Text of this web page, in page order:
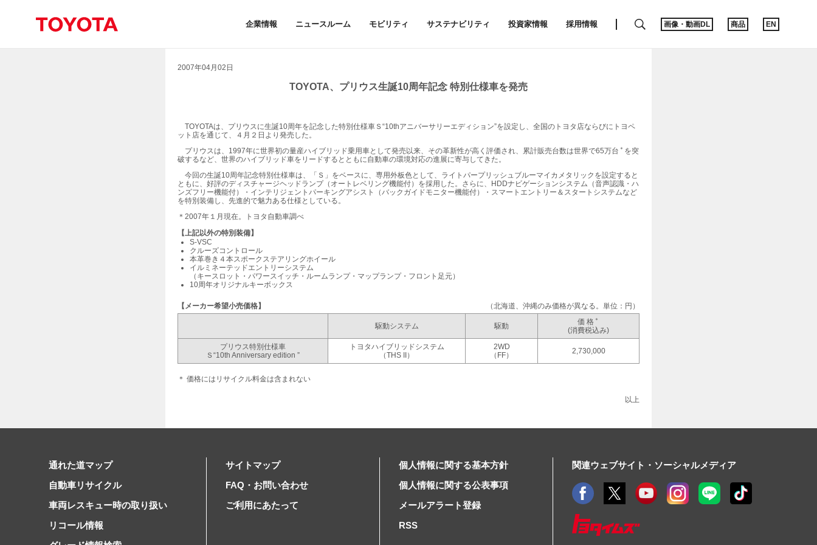
企業情報 ニュースルーム モビリティ サステナビリティ 投資家情報 採用情報 SEARCH画像・動画DL 商品 EN
2007年04月02日
TOYOTA、プリウス生誕10周年記念 特別仕様車を発売
TOYOTAは、プリウスに生誕10周年を記念した特別仕様車Ｓ“10thアニバーサリーエディション”を設定し、全国のトヨタ店ならびにトヨペ
ット店を通じて、４月２日より発売した。
プリウスは、1997年に世界初の量産ハイブリッド乗用車として発売以来、その革新性が高く評価され、累計販売台数は世界で65万台 ＊ を突
破するなど、世界のハイブリッド車をリードするとともに自動車の環境対応の進展に寄与してきた。
今回の生誕10周年記念特別仕様車は、「Ｓ」をベースに、専用外板色として、ライトパープリッシュブルーマイカメタリックを設定すると
ともに、好評のディスチャージヘッドランプ（オートレベリング機能付）を採用した。さらに、HDDナビゲーションシステム（音声認識・ハ
ンズフリー機能付）・インテリジェントパーキングアシスト（バックガイドモニター機能付）・スマートエントリー＆スタートシステムなど
を特別装備し、先進的で魅力ある仕様としている。
＊ 2007年１月現在。トヨタ自動車調べ
【上記以外の特別装備】
S-VSC
クルーズコントロール
本革巻き４本スポークステアリングホイール
イルミネーテッドエントリーシステム
（キースロット・パワースイッチ・ルームランプ・マップランプ・フロント足元）
10周年オリジナルキーボックス
【メーカー希望小売価格】 （北海道、沖縄のみ価格が異なる。単位：円）
駆動システム 駆動 価 格 ＊
(消費税込み)
プリウス特別仕様車
Ｓ“10th Anniversary edition ”
トヨタハイブリッドシステム
（THS II）
2WD
（FF）
2,730,000
＊ 価格にはリサイクル料金は含まれない
以上
通れた道マップ
自動車リサイクル
車両レスキュー時の取り扱い
リコール情報
サイトマップ
FAQ・お問い合わせ
ご利用にあたって
個人情報に関する基本方針
個人情報に関する公表事項
メールアラート登録
RSS
関連ウェブサイト・ソーシャルメディア